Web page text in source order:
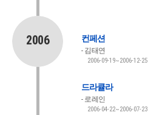
2006 컨페션
김태연
2006-09-19~2006-12-25
드라큘라
로레인
2006-04-22~2006-07-23